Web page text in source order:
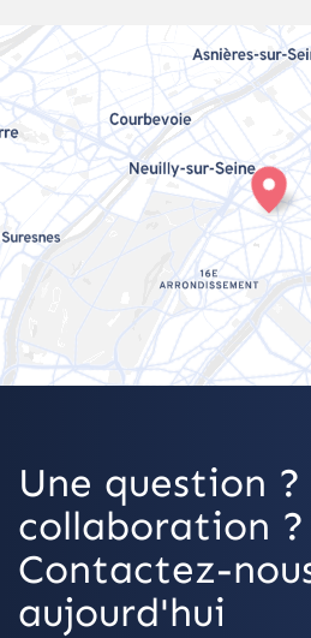
Une question ?
collaboration ?
Contactez-
aujourd'hui